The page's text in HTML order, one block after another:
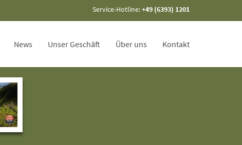
Service-Hotline:+49 (6393) 1201
News Unser Geschäft Über uns Kontakt